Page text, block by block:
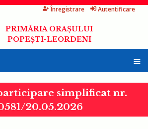
Înregistrare Autentificare
PRIMĂRIA ORAȘULUI
POPEȘTI-LEORDENI
simplificat nr.
20.05.2026